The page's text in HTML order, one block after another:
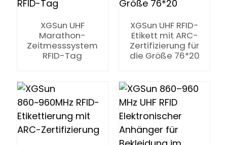
XGSun UHF
Marathon-
Zeitmesssystem
RFID-Tag
XGSun UHF RFID-
Etikett mit ARC-
Zertifizierung für
die Größe 76*20